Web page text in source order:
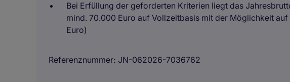
Bei Erfüllung der geforderten Kriterien liegt das
mind. 70.000 Euro auf Vollzeitbasis mit der Möglichkeit
Euro)
Referenznummer JN-062026-7036762